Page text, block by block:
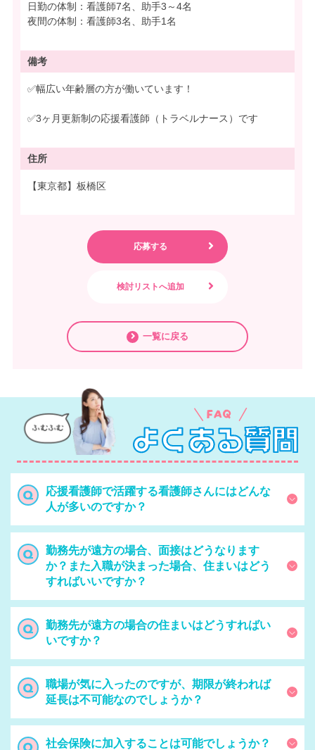
日勤の体制：看護師7名、助手3～4名
夜間の体制：看護師3名、助手1名
備考
✅幅広い年齢層の方が働いています！
✅3ヶ月更新制の応援看護師（トラベルナース）です
住所
【東京都】板橋区
一覧に戻る
応援看護師で活躍する看護師さんにはどんな
人が多いのですか？
勤務先が遠方の場合、面接はどうなります
か？また入職が決まった場合、住まいはどう
すればいいですか？
勤務先が遠方の場合の住まいはどうすればい
いですか？
職場が気に入ったのですが、期限が終われば
延長は不可能なのでしょうか？
社会保険に加入することは可能でしょうか？